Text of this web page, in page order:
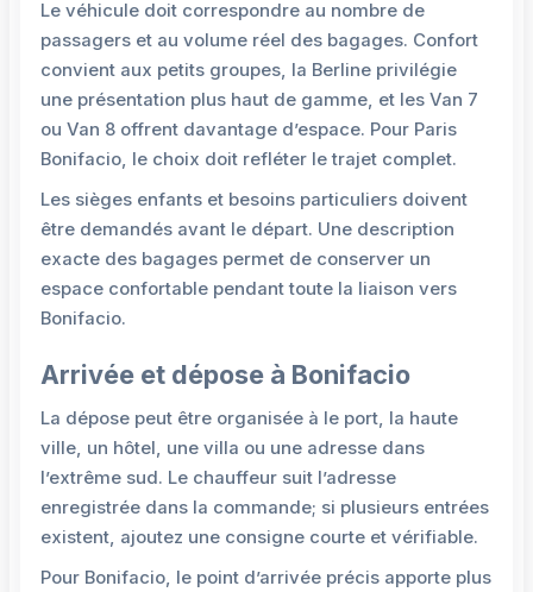
Le véhicule doit correspondre au nombre de
passagers et au volume réel des bagages. Confort
convient aux petits groupes, la Berline privilégie
une présentation plus haut de gamme, et les Van 7
ou Van 8 offrent davantage d’espace. Pour Paris
Bonifacio, le choix doit refléter le trajet complet.
Les sièges enfants et besoins particuliers doivent
être demandés avant le départ. Une description
exacte des bagages permet de conserver un
espace confortable pendant toute la liaison vers
Bonifacio.
Arrivée et dépose à Bonifacio
La dépose peut être organisée à le port, la haute
ville, un hôtel, une villa ou une adresse dans
l’extrême sud. Le chauffeur suit l’adresse
enregistrée dans la commande; si plusieurs entrées
existent, ajoutez une consigne courte et vérifiable.
Pour Bonifacio, le point d’arrivée précis apporte plus